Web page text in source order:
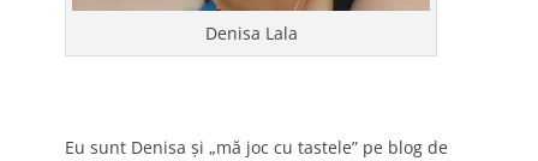
Denisa Lala
Eu sunt Denisa și „mă joc cu tastele” pe blog de